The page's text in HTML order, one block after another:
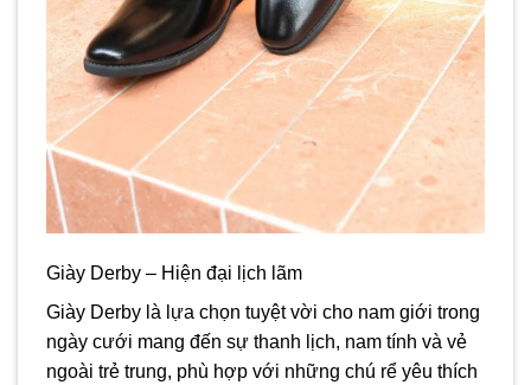
Giày Derby – Hiện đại lịch lãm
Giày Derby là lựa chọn tuyệt vời cho nam giới trong
ngày cưới mang đến sự thanh lịch, nam tính và vẻ
ngoài trẻ trung, phù hợp với những chú rể yêu thích